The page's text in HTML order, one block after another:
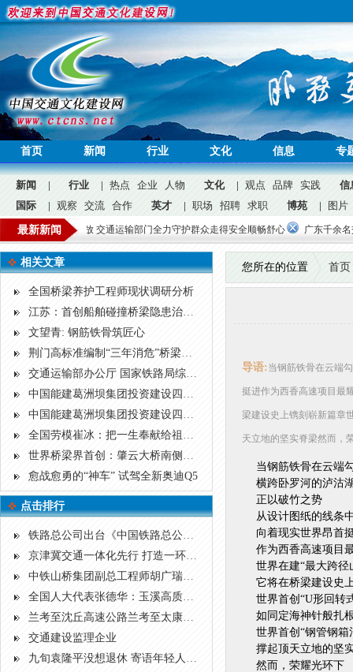
首页 新闻 行业 文化 信息 专
新闻 | 行业 | 热点 企业 人物 文化 | 观点 品牌 实践
信
国际
| 观察 交流 合作 英才 | 职场 招聘 求职 博苑 | 图片
问答
公益
广告
招聘 |
最新新闻
求集中释放 交通运输部门全力守护群众走得安全顺畅舒心 广东千余名交通建设
相关文章
全国桥梁养护工程师现状调研分析
江苏：首创船舶碰撞桥梁隐患治理“就医六步疗法”
文望青: 钢筋铁骨筑匠心
荆门高标准编制“三年消危”桥梁改造方案
交通运输部办公厅 国家铁路局综合司 国铁集团办公厅关于印发船舶碰撞桥梁隐患治理三年行动实施方案的通知
中国能建葛洲坝集团投资建设四川巴万高速公路全线120座桥梁全部贯通
中国能建葛洲坝集团投资建设四川巴万高速公路全线120座桥梁全部贯通
全国劳模崔冰：把一生奉献给祖国的桥梁设计事业
世界桥梁界首创：肇云大桥南侧锚碇创新性采用的“通道锚”方案
愈战愈勇的“神车” 试驾全新奥迪Q5
点击排行
铁路总公司出台《中国铁路总公司关于规范非控股合资铁路建设项目管理的指导意见》
京津冀交通一体化先行 打造一环六射公路大通道
中铁山桥集团副总工程师胡广瑞荣获“十大桥梁人物”称号
全国人大代表张德华：玉溪高质量发展的基础在交通
兰考至沈丘高速公路兰考至太康段环境影响评价第一次公示
交通建设监理企业
九旬袁隆平没想退休 寄语年轻人：向前看不要向钱看
您所在的位置 首页
导语:当钢筋铁骨在云端
挺进作为西香高速项目最
梁建设史上镌刻崭新篇章
天立地的坚实脊梁然而，
当钢筋铁骨在云端
横跨卧罗河的泸沽
正以破竹之势
从设计图纸的线条
向着现实世界昂首
作为西香高速项目
世界在建“最大跨
它将在桥梁建设史
世界首创“U形回转
如同定海神针般扎
世界首创“钢管钢
撑起顶天立地的坚
然而，荣耀光环下